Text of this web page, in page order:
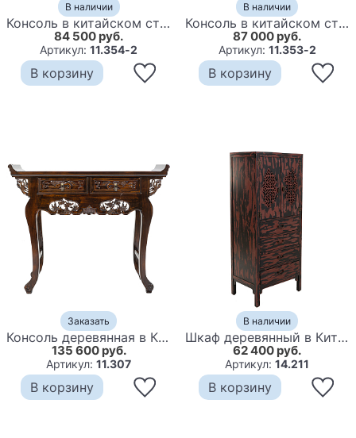
В наличии
Консоль в китайском стиле из массива сосны Yellow Chinese Collection Console
84 500 руб.
Артикул:11.354-2
В корзину
В наличии
Консоль в китайском стиле с двумя ящиками Yellow Chinese Collection Console
87 000 руб.
Артикул: 11.353-2
В корзину
Заказать
Консоль деревянная в Китайском стиле с 2-мя ящиками Chinese Dragon Console
135 600 руб.
Артикул:11.307
В корзину
В наличии
Шкаф деревянный в Китайском стиле Chinese Cabinet William
62 400 руб.
Артикул:14.211
В корзину